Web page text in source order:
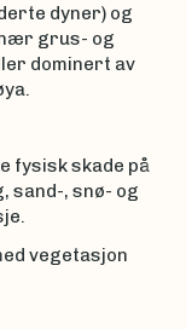
dyner) og
grus- og
dominert av
fysisk skade på
sand-, snø- og
vegetasjon